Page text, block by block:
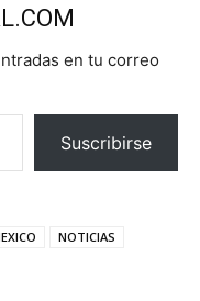
en tu correo
Suscribirse
NOTICIAS